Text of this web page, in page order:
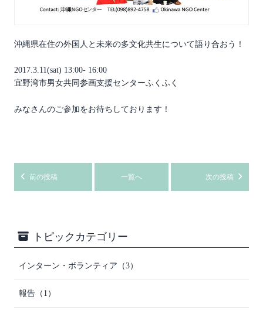
沖縄県在住の外国人と未来の多文化共生について語り合おう！
2017.3.11(sat) 13:00- 16:00
宜野湾市男女共同参画支援センターふくふく
みなさんのご参加をお待ちしております！
前の投稿 一覧へ 次の投稿
トピックカテゴリー
インターン・ボランティア（3）
報告（1）